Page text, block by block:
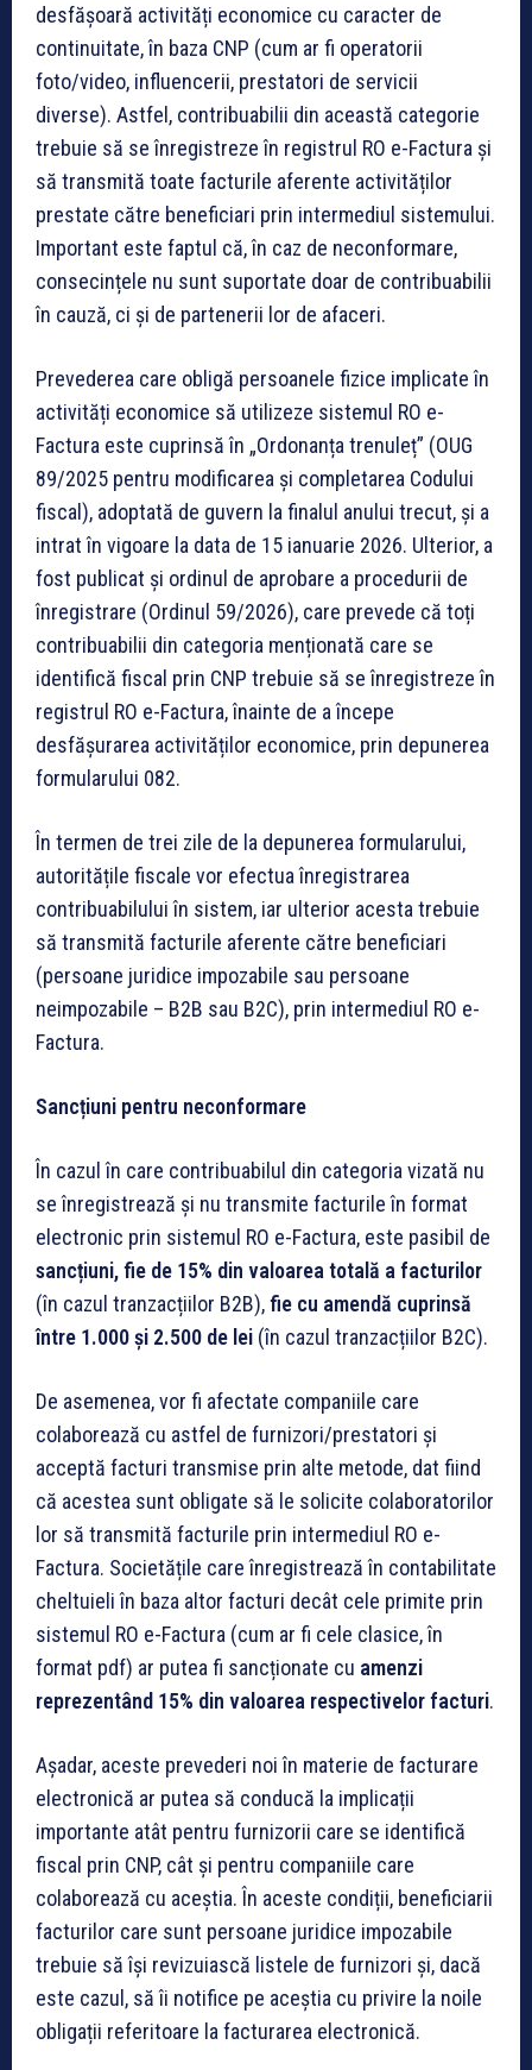
desfășoară activități economice cu caracter de
continuitate, în baza CNP (cum ar fi operatorii
foto/video, influencerii, prestatori de servicii
diverse). Astfel, contribuabilii din această categorie
trebuie să se înregistreze în registrul RO e-Factura și
să transmită toate facturile aferente activităților
prestate către beneficiari prin intermediul sistemului.
Important este faptul că, în caz de neconformare,
consecințele nu sunt suportate doar de contribuabilii
în cauză, ci și de partenerii lor de afaceri.
Prevederea care obligă persoanele fizice implicate în
activități economice să utilizeze sistemul RO e-
Factura este cuprinsă în „Ordonanța trenuleț” (OUG
89/2025 pentru modificarea și completarea Codului
fiscal), adoptată de guvern la finalul anului trecut, și a
intrat în vigoare la data de 15 ianuarie 2026. Ulterior, a
fost publicat și ordinul de aprobare a procedurii de
înregistrare (Ordinul 59/2026), care prevede că toți
contribuabilii din categoria menționată care se
identifică fiscal prin CNP trebuie să se înregistreze în
registrul RO e-Factura, înainte de a începe
desfășurarea activităților economice, prin depunerea
formularului 082.
În termen de trei zile de la depunerea formularului,
autoritățile fiscale vor efectua înregistrarea
contribuabilului în sistem, iar ulterior acesta trebuie
să transmită facturile aferente către beneficiari
(persoane juridice impozabile sau persoane
neimpozabile – B2B sau B2C), prin intermediul RO e-
Factura.
Sancțiuni pentru neconformare
În cazul în care contribuabilul din categoria vizată nu
se înregistrează și nu transmite facturile în format
electronic prin sistemul RO e-Factura, este pasibil de
sancțiuni, fie de 15% din valoarea totală a facturilor
(în cazul tranzacțiilor B2B),fie cu amendă cuprinsă
între 1.000 și 2.500 de lei (în cazul tranzacțiilor B2C).
De asemenea, vor fi afectate companiile care
colaborează cu astfel de furnizori/prestatori și
acceptă facturi transmise prin alte metode, dat fiind
că acestea sunt obligate să le solicite colaboratorilor
lor să transmită facturile prin intermediul RO e-
Factura. Societățile care înregistrează în contabilitate
cheltuieli în baza altor facturi decât cele primite prin
sistemul RO e-Factura (cum ar fi cele clasice, în
format pdf) ar putea fi sancționate cu amenzi
reprezentând 15% din valoarea respectivelor facturi.
Așadar, aceste prevederi noi în materie de facturare
electronică ar putea să conducă la implicații
importante atât pentru furnizorii care se identifică
fiscal prin CNP, cât și pentru companiile care
colaborează cu aceștia. În aceste condiții, beneficiarii
facturilor care sunt persoane juridice impozabile
trebuie să își revizuiască listele de furnizori și, dacă
este cazul, să îi notifice pe aceștia cu privire la noile
obligații referitoare la facturarea electronică.